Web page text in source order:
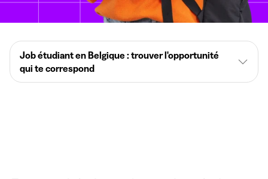
Job étudiant en Belgique : trouver l'opportunité
qui te correspond